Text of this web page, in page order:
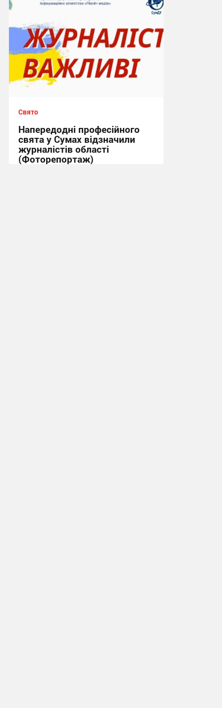
Свято
Напередодні професійного
свята у Сумах відзначили
журналістів області
(Фоторепортаж)